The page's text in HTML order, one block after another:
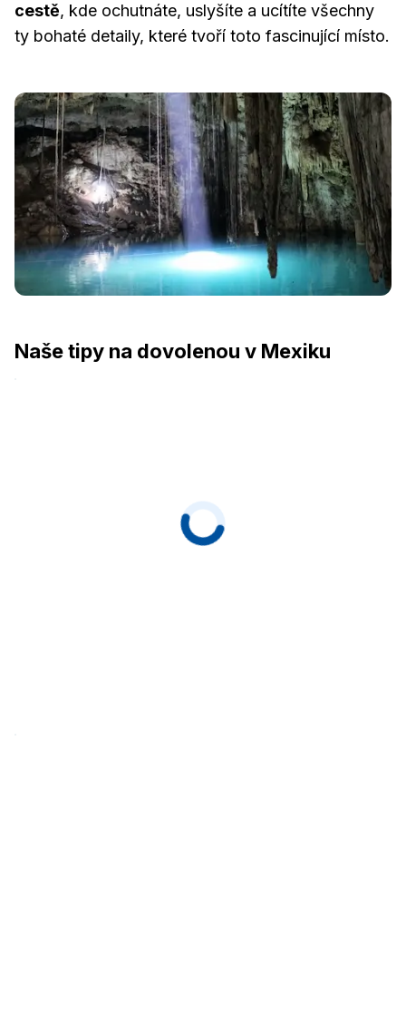
cestě, kde ochutnáte, uslyšíte a ucítíte všechny
ty bohaté detaily, které tvoří toto fascinující místo.
Naše tipy na dovolenou v Mexiku